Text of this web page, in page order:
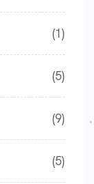
(1)
(5)
(9)
(5)